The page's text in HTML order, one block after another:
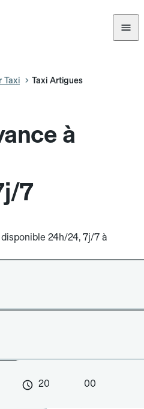
Taxi Taxi Artigues
à
7
24h/24, 7j/7 à
20 00